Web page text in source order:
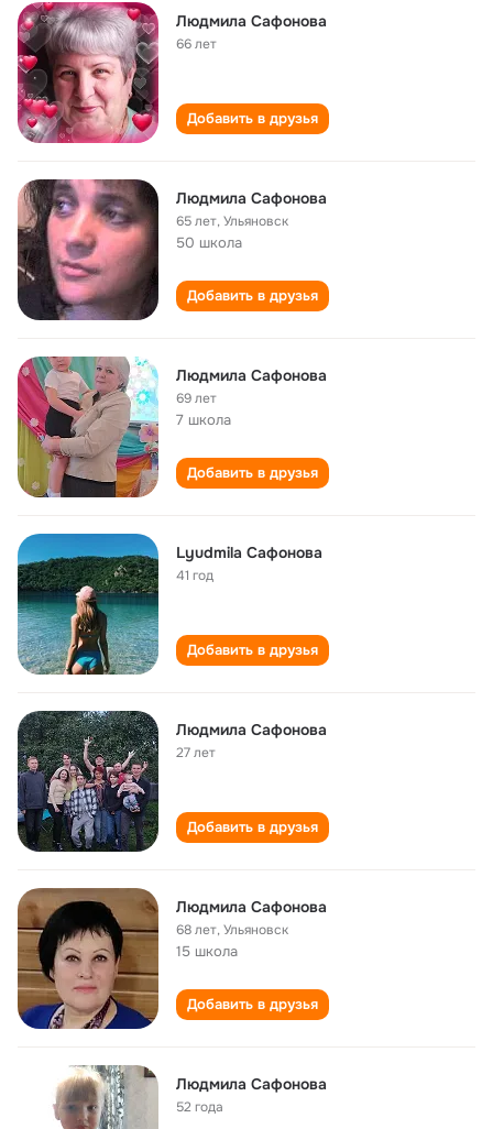
Людмила Сафонова
66 лет
Добавить в друзья
Людмила Сафонова
65 лет,Ульяновск
50 школа
Добавить в друзья
Людмила Сафонова
69 лет
7 школа
Добавить в друзья
Lyudmila Сафонова
41 год
Добавить в друзья
Людмила Сафонова
27 лет
Добавить в друзья
Людмила Сафонова
68 лет,Ульяновск
15 школа
Добавить в друзья
Людмила Сафонова
52 года